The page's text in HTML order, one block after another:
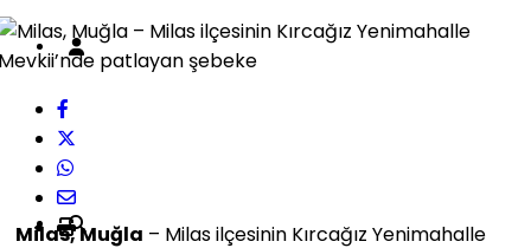
Milas, Muğla – Milas ilçesinin Kırcağız Yenimahalle